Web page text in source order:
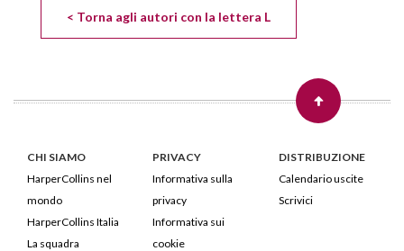
< Torna agli autori con la lettera L
CHI SIAMO
HarperCollins nel
mondo
HarperCollins Italia
La squadra
PRIVACY
Informativa sulla
privacy
Informativa sui
cookie
DISTRIBUZIONE
Calendario uscite
Scrivici